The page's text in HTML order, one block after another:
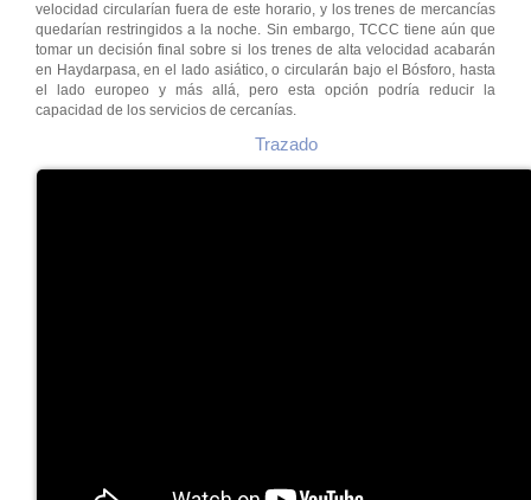
velocidad circularían fuera de este horario, y los trenes de mercancías
quedarían restringidos a la noche. Sin embargo, TCCC tiene aún que
tomar un decisión final sobre si los trenes de alta velocidad acabarán
en Haydarpasa, en el lado asiático, o circularán bajo el Bósforo, hasta
el lado europeo y más allá, pero esta opción podría reducir la
capacidad de los servicios de cercanías.
Trazado